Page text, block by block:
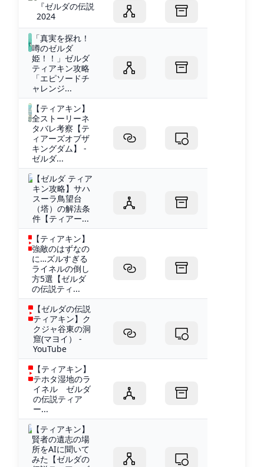
『ゼルダの伝説
2024
「真実を探れ！
噂のゼルダ
姫！！」ゼルダ
ティアキン攻略
「エピソードチ
ャレンジ...
【ティアキン】
全ストーリーネ
タバレ考察【テ
ィアーズオブザ
キングダム】 -
ゼルダ...
【ゼルダ ティア
キン攻略】サハ
スーラ鳥望台
（塔）の解法条
件【ティアー...
【ティアキン】
強敵のはずなの
に…ズルすぎる
ライネルの倒し
方5選【ゼルダ
の伝説ティ...
【ゼルダの伝説
ティアキン】ク
クジャ谷東の洞
窟(マヨイ） -
YouTube
【ティアキン】
テホタ湿地のラ
イネル ゼルダ
の伝説ティア
ー...
【ティアキン】
賢者の遺志の場
所をAIに聞いて
みた【ゼルダの